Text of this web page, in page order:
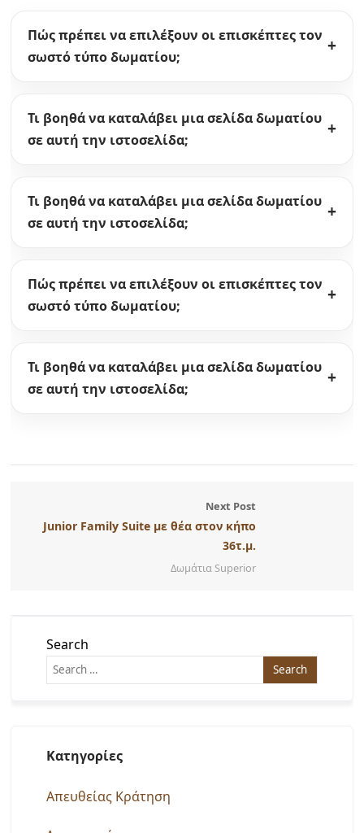
Πώς πρέπει να επιλέξουν οι επισκέπτες τον
σωστό τύπο δωματίου;
Τι βοηθά να καταλάβει μια σελίδα δωματίου
σε αυτή την ιστοσελίδα;
Τι βοηθά να καταλάβει μια σελίδα δωματίου
σε αυτή την ιστοσελίδα;
Πώς πρέπει να επιλέξουν οι επισκέπτες τον
σωστό τύπο δωματίου;
Τι βοηθά να καταλάβει μια σελίδα δωματίου
σε αυτή την ιστοσελίδα;
Next Post
Junior Family Suite με θέα στον κήπο
36τ.μ.
Δωμάτια Superior
Search
Kατηγορίες
Απευθείας Κράτηση